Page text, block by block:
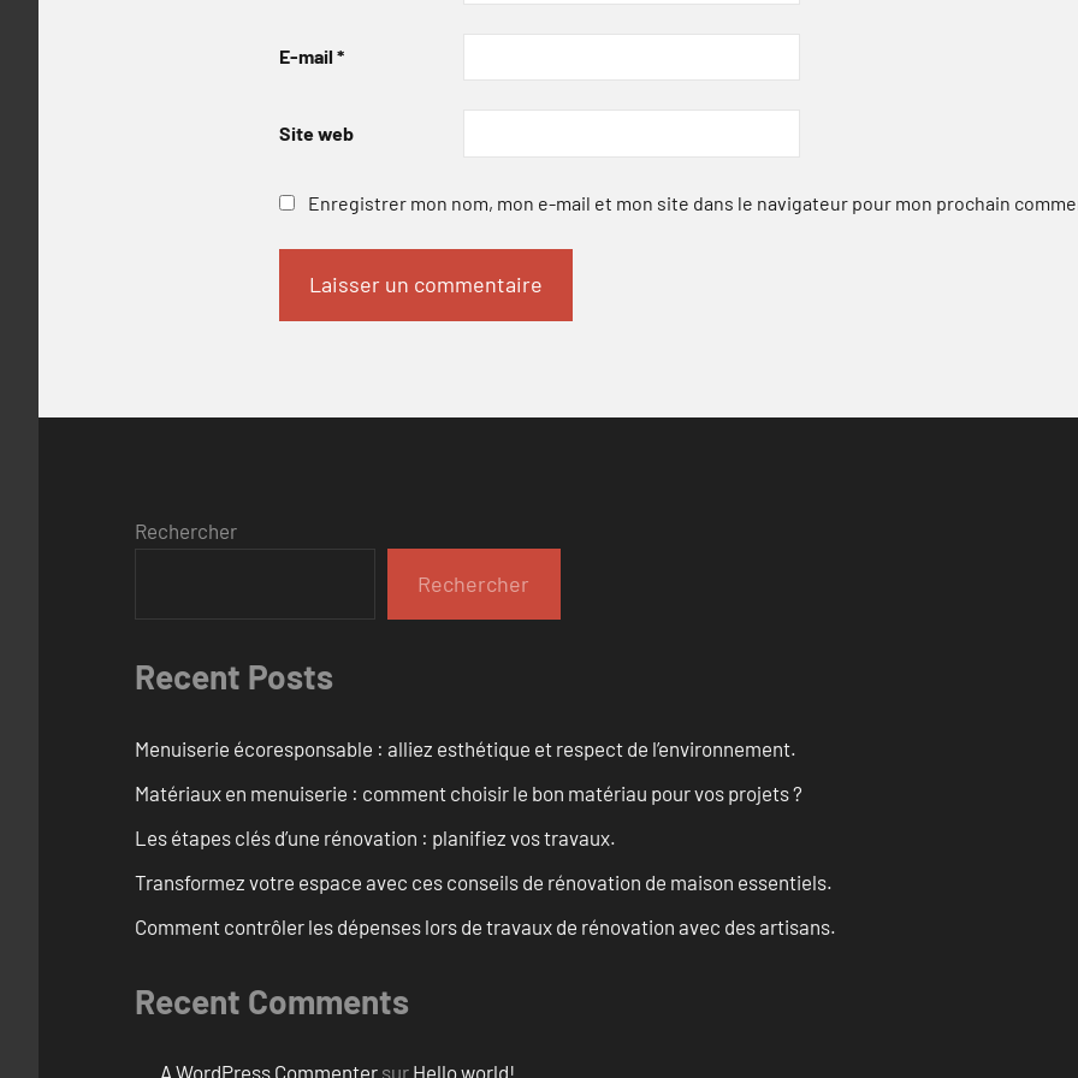
E-mail *
Site web
Enregistrer mon nom, mon e-mail et mon site dans le navigateur pour mon prochain
Rechercher
Rechercher
Recent Posts
Menuiserie écoresponsable : alliez esthétique et respect de l’environnement.
Matériaux en menuiserie : comment choisir le bon matériau pour vos projets ?
Les étapes clés d’une rénovation : planifiez vos travaux.
Transformez votre espace avec ces conseils de rénovation de maison essentiels.
Comment contrôler les dépenses lors de travaux de rénovation avec des artisans.
Recent Comments
A WordPress Commenter sur Hello world!